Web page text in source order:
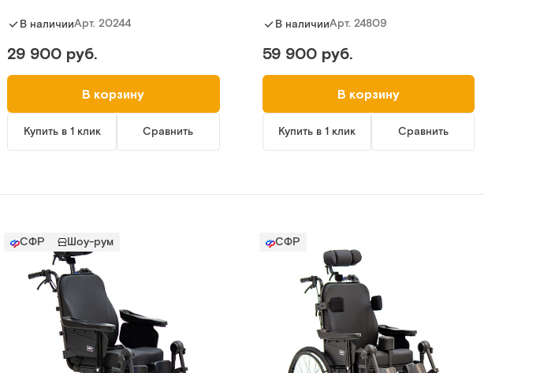
В наличииАрт.20244
29 900 руб.
В корзину
Купить в 1 клик Сравнить
В наличииАрт. 24809
59 900 руб.
В корзину
Купить в 1 клик Сравнить
СФР Шоу-рум СФР